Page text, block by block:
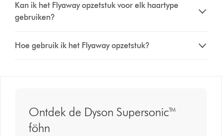
Kan ik het Flyaway opzetstuk voor elk haartype
gebruiken?
Hoe gebruik ik het Flyaway opzetstuk?
Ontdek de Dyson Supersonic™
föhn